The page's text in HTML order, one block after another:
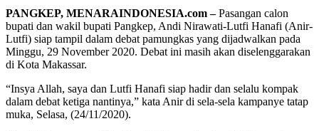
PANGKEP, MENARAINDONESIA.com –Pasangan calon
bupati dan wakil bupati Pangkep, Andi Nirawati-Lutfi Hanafi (Anir-
Lutfi) siap tampil dalam debat pamungkas yang dijadwalkan pada
Minggu, 29 November 2020. Debat ini masih akan diselenggarakan
di Kota Makassar.
“Insya Allah, saya dan Lutfi Hanafi siap hadir dan selalu kompak
dalam debat ketiga nantinya,” kata Anir di sela-sela kampanye tatap
muka, Selasa, (24/11/2020).